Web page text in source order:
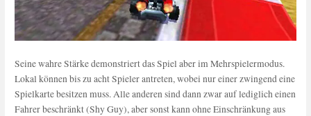
Seine wahre Stärke demonstriert das Spiel aber im Mehrspielermodus.
Lokal können bis zu acht Spieler antreten, wobei nur einer zwingend eine
Spielkarte besitzen muss. Alle anderen sind dann zwar auf lediglich einen
Fahrer beschränkt (Shy Guy), aber sonst kann ohne Einschränkung aus